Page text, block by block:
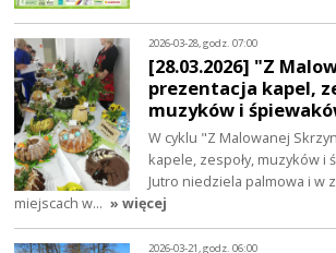
2026-03-28, godz. 07:00
[28.03.2026] "Z
prezentacja kapel,
muzyków i
W cyklu "Z Malowanej
kapele, zespoły, muzyków i
Jutro niedziela palmowa i w
miejscach w… » więcej
2026-03-21, godz. 06:00